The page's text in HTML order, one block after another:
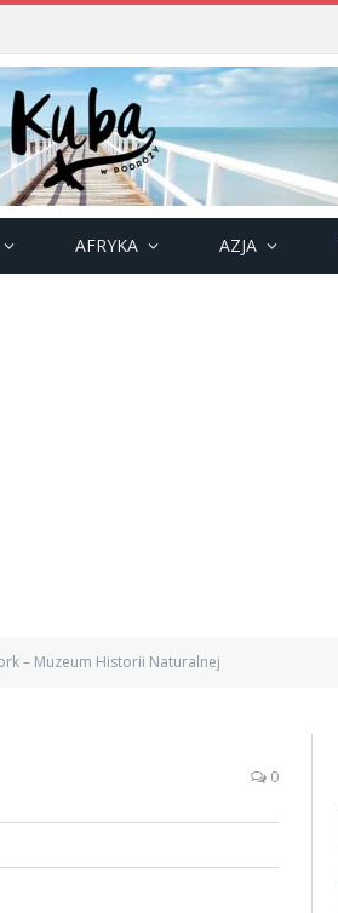
AFRYKA AZJA
– Muzeum Historii Naturalnej
0